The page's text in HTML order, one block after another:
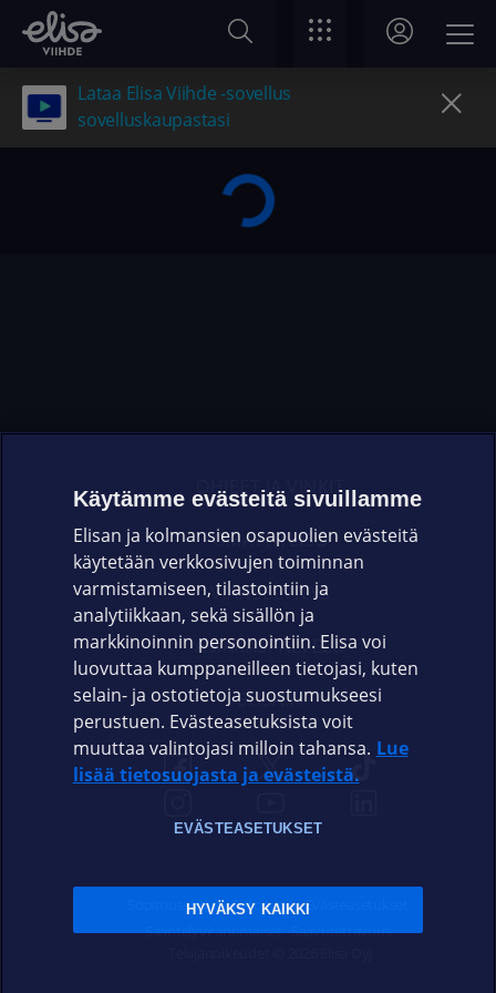
Lataa Elisa Viihde -sovellus
sovelluskaupastasi
OHJEET JA VINKIT
OMAYHTEISÖ
VIANSELVITYS
ASIAKASPALVELU
ELISA.FI
Sopimusehdot Tietosuoja Evästeasetukset
Sääntelyviranomaiset Saavutettavuus
Käytämme evästeitä sivuillamme
Elisan ja kolmansien osapuolien evästeitä
käytetään verkkosivujen toiminnan
varmistamiseen, tilastointiin ja
analytiikkaan, sekä sisällön ja
markkinoinnin personointiin. Elisa voi
luovuttaa kumppaneilleen tietojasi, kuten
selain- ja ostotietoja suostumukseesi
perustuen. Evästeasetuksista voit
muuttaa valintojasi milloin tahansa. Lue
lisää tietosuojasta ja evästeistä.
EVÄSTEASETUKSET
HYVÄKSY KAIKKI